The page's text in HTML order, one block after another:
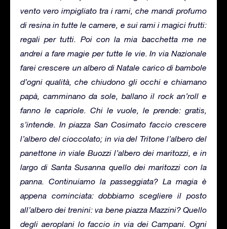
vento vero impigliato tra i rami, che mandi profumo
di resina in tutte le camere, e sui rami i magici frutti:
regali per tutti. Poi con la mia bacchetta me ne
andrei a fare magie per tutte le vie. In via Nazionale
farei crescere un albero di Natale carico di bambole
d’ogni qualità, che chiudono gli occhi e chiamano
papà, camminano da sole, ballano il rock an’roll e
fanno le capriole. Chi le vuole, le prende: gratis,
s’intende. In piazza San Cosimato faccio crescere
l’albero del cioccolato; in via del Tritone l’albero del
panettone in viale Buozzi l’albero dei maritozzi, e in
largo di Santa Susanna quello dei maritozzi con la
panna. Continuiamo la passeggiata? La magia è
appena cominciata: dobbiamo scegliere il posto
all’albero dei trenini: va bene piazza Mazzini? Quello
degli aeroplani lo faccio in via dei Campani. Ogni